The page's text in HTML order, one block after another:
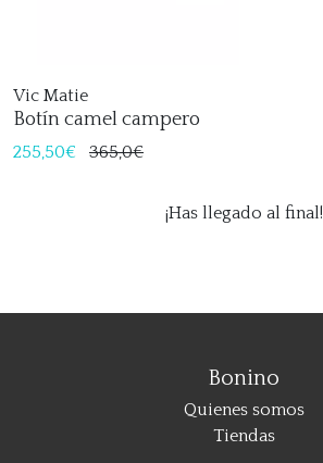
Vic Matie
Botín camel campero
255,50€ 365,0€
¡Has llegado al final!
Bonino
Quienes somos
Tiendas